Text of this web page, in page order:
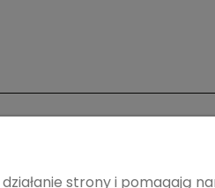
Regulamin
strony i pomagają